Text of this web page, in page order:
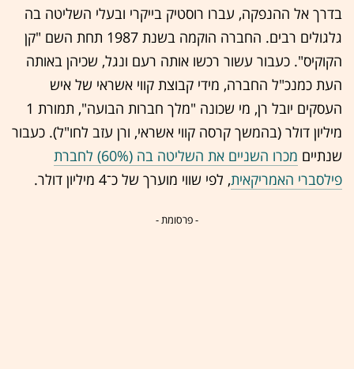
בדרך אל ההנפקה, עברו רוסטיק בייקרי ובעלי השליטה בה
גלגולים רבים. החברה הוקמה בשנת 1987 תחת השם "קן
הקוקיס". כעבור עשור רכשו אותה רעם ונגל, שכיהן באותה
העת כמנכ"ל החברה, מידי קבוצת קווי אשראי של איש
העסקים יובל רן, מי שכונה "מלך חברות הבועה", תמורת 1
מיליון דולר (בהמשך קרסה קווי אשראי, ורן עזב לחו"ל). כעבור
שנתיים
מכרו השניים את השליטה בה (60%) לחברת
פילסברי האמריקאית, לפי שווי מוערך של כ־4 מיליון דולר.
- פרסומת -